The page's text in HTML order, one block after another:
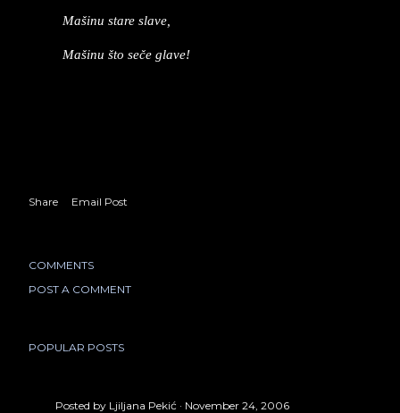
Mašinu sta­re sla­ve,
Mašinu što seče gla­ve!
Share Email Post
COMMENTS
POST A COMMENT
POPULAR POSTS
Posted by Ljiljana Pekić November 24, 2006